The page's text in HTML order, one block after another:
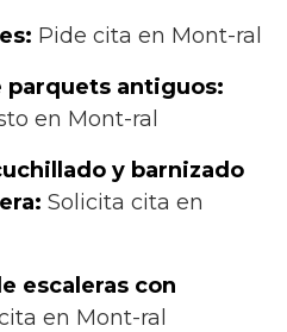
Pide cita en Mont-ral
parquets antiguos:
en Mont-ral
y barnizado
Solicita cita en
escaleras con
en Mont-ral